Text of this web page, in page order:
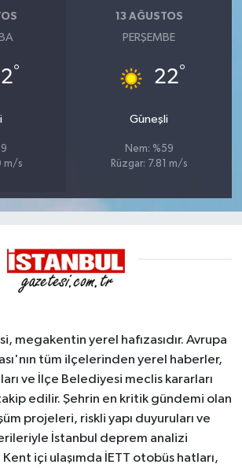
°
m/s
13 AĞUSTOS
PERŞEMBE
22°
Güneşli
Nem: %59
Rüzgar: 7.81 m/s
megakentin yerel hafızasıdır. Avrupa
tüm ilçelerinden yerel haberler,
ve İlçe Belediyesi meclis kararları
edilir. Şehrin en kritik gündemi olan
projeleri, riskli yapı duyuruları ve
İstanbul deprem analizi
içi ulaşımda İETT otobüs hatları,